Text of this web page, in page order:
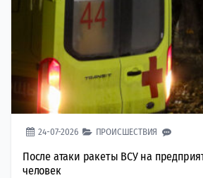
24-07-2026 ПРОИСШЕСТВИЯ
После атаки ракеты ВСУ на
человек